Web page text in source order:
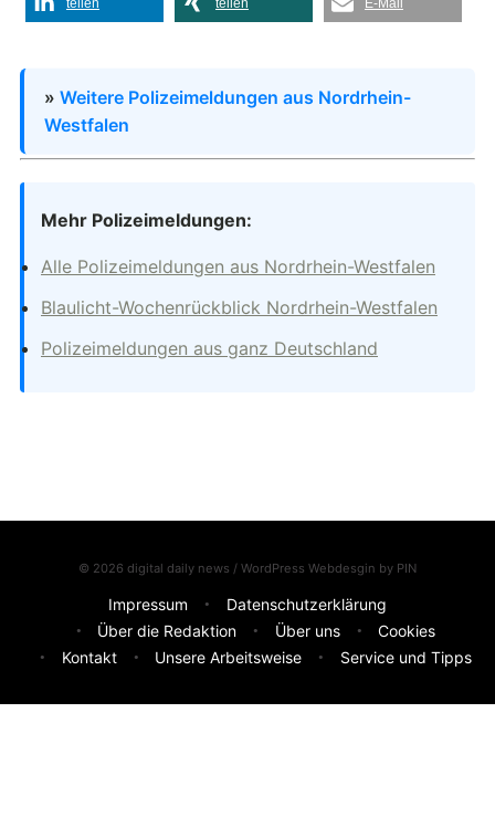
» Weitere Polizeimeldungen aus Nordrhein-
Westfalen
Mehr Polizeimeldungen:
Alle Polizeimeldungen aus Nordrhein-Westfalen
Blaulicht-Wochenrückblick Nordrhein-Westfalen
Polizeimeldungen aus ganz Deutschland
© 2026 digital daily news / WordPress Webdesgin by PIN
Impressum
Datenschutzerklärung
Über die Redaktion
Über uns
Cookies
Kontakt
Unsere Arbeitsweise Service und Tipps